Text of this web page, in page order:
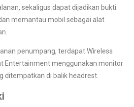
sekaligus dapat dijadikan bukti
memantau mobil sebagai alat
penumpang, terdapat Wireless
Entertainment menggunakan monitor
ditempatkan di balik headrest.